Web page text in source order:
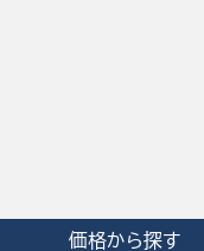
価格から探す